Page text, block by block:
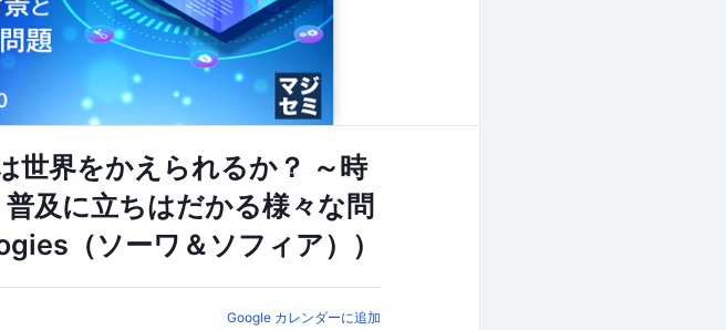
世界をかえられるか？ ～時
及に立ちはだかる様々な問
（ソーワ＆ソフィア））
Google カレンダーに追加